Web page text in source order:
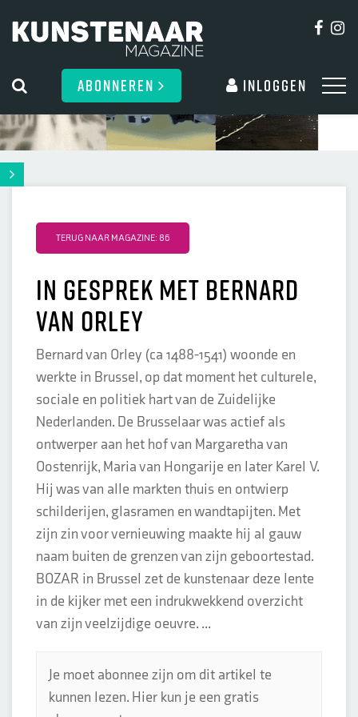
ABONNEREN Inloggen
TERUG NAAR MAGAZINE: 86
In gesprek met Bernard
van Orley
Bernard van Orley (ca 1488-1541) woonde en
werkte in Brussel, op dat moment het culturele,
sociale en politiek hart van de Zuidelijke
Nederlanden. De Brusselaar was actief als
ontwerper aan het hof van Margaretha van
Oostenrijk, Maria van Hongarije en later Karel V.
Hij was van alle markten thuis en ontwierp
schilderijen, glasramen en wandtapijten. Met
zijn zin voor vernieuwing maakte hij al gauw
naam buiten de grenzen van zijn geboortestad.
BOZAR in Brussel zet de kunstenaar deze lente
in de kijker met een indrukwekkend overzicht
van zijn veelzijdige oeuvre. ...
Je moet abonnee zijn om dit artikel te
kunnen lezen. Hier kun je een gratis